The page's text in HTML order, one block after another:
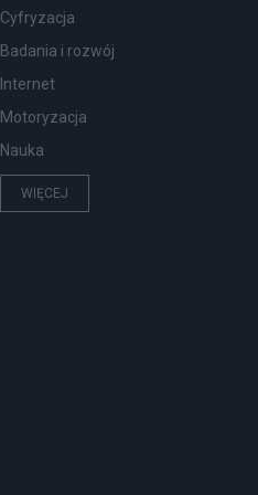
Cyfryzacja
Badania i rozwój
Internet
Motoryzacja
Nauka
WIĘCEJ